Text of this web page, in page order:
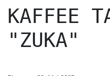
KAFFEE
"ZUKA"